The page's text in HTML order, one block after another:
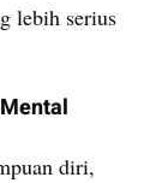
lebih serius
diri,